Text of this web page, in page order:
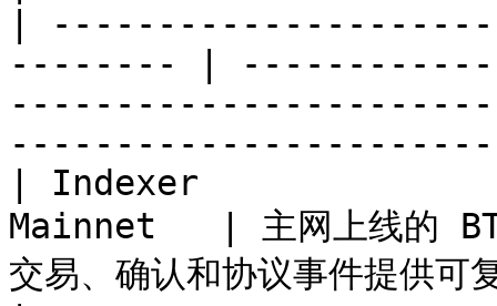
|
-------- |
| Indexer
Mainnet   | 主网上线的
交易、确认和协议事件提供可